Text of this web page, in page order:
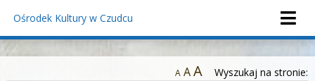
Ośrodek Kultury w Czudcu
A AA Wyszukaj na stronie: